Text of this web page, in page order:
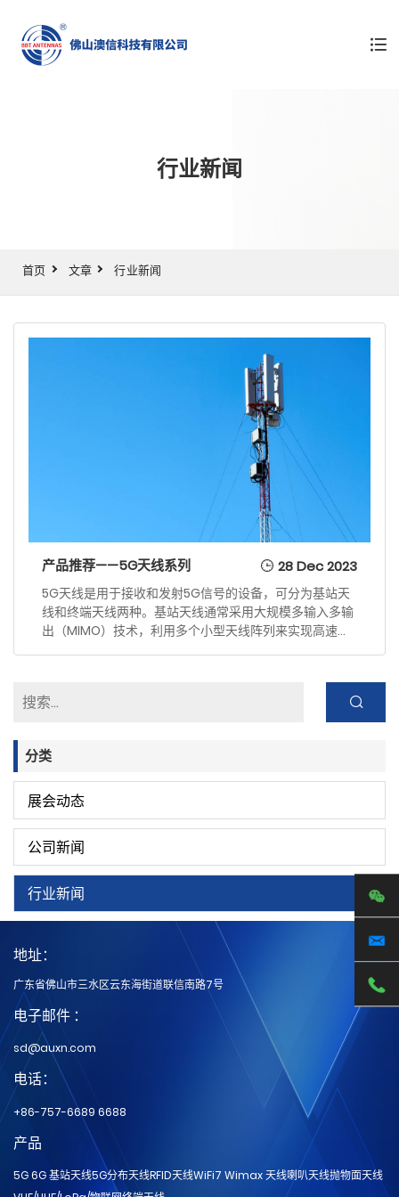
行业新闻
首页 文章 行业新闻
产品推荐——5G天线系列 28 Dec 2023
5G天线是用于接收和发射5G信号的设备，可分为基站天
线和终端天线两种。 基站天线通常采用大规模多输入多输
出（MIMO）技术，利用多个小型天线阵列来实现高速、
分类
展会动态
公司新闻
行业新闻
地址：
广东省佛山市三水区云东海街道联信南路7号
电子邮件 ：
sd@auxn.com
电话：
+86-757-6689 6688
产品
5G 6G 基站天线5G分布天线RFID天线WiFi7 Wimax 天线喇叭天线抛物面天线